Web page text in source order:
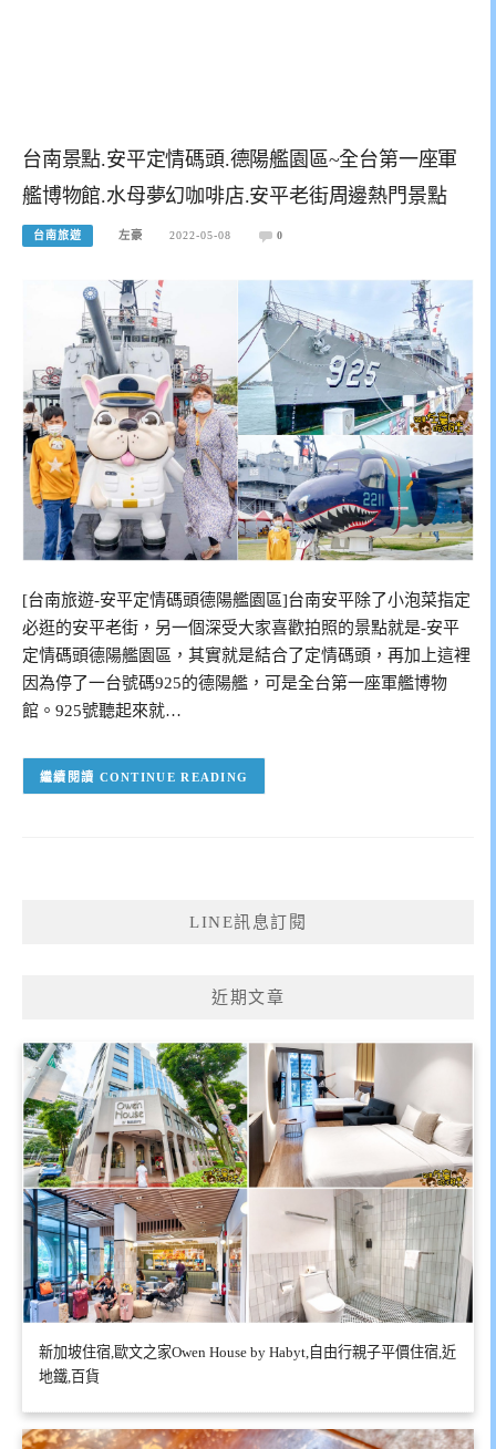
台南景點.安平定情碼頭.德陽艦園區~全台第一座軍
艦博物館.水母夢幻咖啡店.安平老街周邊熱門景點
台南旅遊 左豪 2022-05-08 0
[台南旅遊-安平定情碼頭德陽艦園區]台南安平除了小泡菜指定
必逛的安平老街，另一個深受大家喜歡拍照的景點就是-安平
定情碼頭德陽艦園區，其實就是結合了定情碼頭，再加上這裡
因為停了一台號碼925的德陽艦，可是全台第一座軍艦博物
館。925號聽起來就…
CONTINUE READING
LINE訊息訂閱
近期文章
新加坡住宿,歐文之家Owen House by Habyt,自由行親子平價住宿,近
地鐵,百貨